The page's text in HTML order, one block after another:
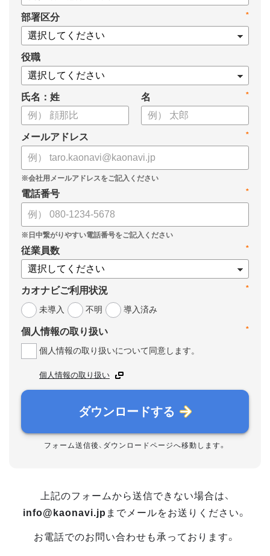
・タレントマネジメントシステムの選び方
・タレントマネジメントシステム「カオナビ」の説明資料
*
部署区分
役職
氏名：姓 *
名
*
メールアドレス
*
電話番号
*
従業員数
*
カオナビご利用状況
未導入
不明 導入済み
*
個人情報の取り扱い
個人情報の取り扱いについて同意します。
個人情報の取り扱い
ダウンロードする
フォーム送信後、ダウンロードページへ移動します。
上記のフォームから送信できない場合は、
info@kaonavi.jp までメールをお送りください。
お電話でのお問い合わせも承っております。